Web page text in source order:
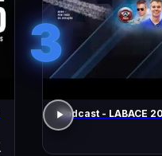
3
Podcast - LABACE